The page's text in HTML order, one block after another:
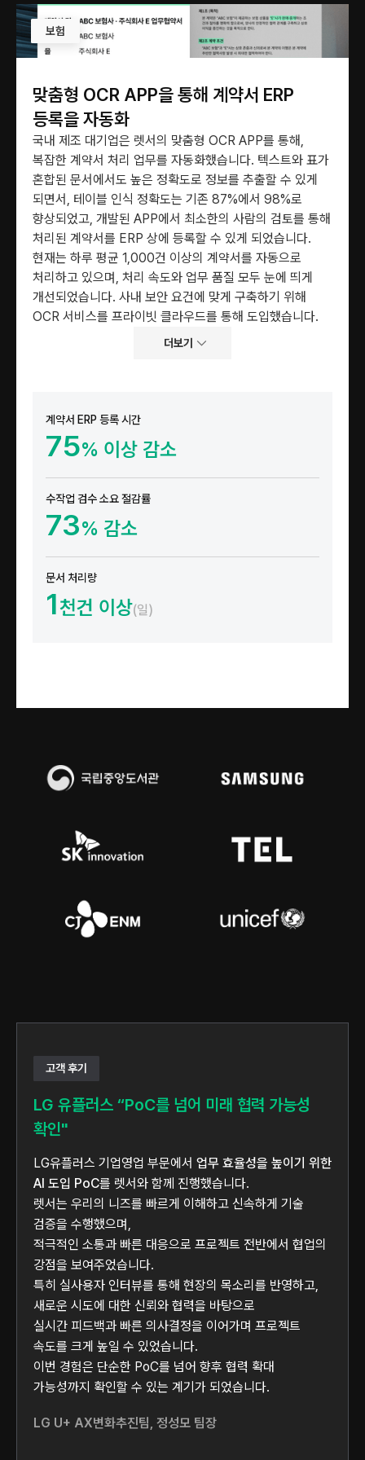
보험
맞춤형 OCR APP을 통해 계약서 ERP
등록을 자동화
국내 제조 대기업은 렛서의 맞춤형 OCR APP를 통해,
복잡한 계약서 처리 업무를 자동화했습니다. 텍스트와 표가
혼합된 문서에서도 높은 정확도로 정보를 추출할 수 있게
되면서, 테이블 인식 정확도는 기존 87%에서 98%로
향상되었고, 개발된 APP에서 최소한의 사람의 검토를 통해
처리된 계약서를 ERP 상에 등록할 수 있게 되었습니다.
현재는 하루 평균 1,000건 이상의 계약서를 자동으로
처리하고 있으며, 처리 속도와 업무 품질 모두 눈에 띄게
개선되었습니다. 사내 보안 요건에 맞게 구축하기 위해
OCR 서비스를 프라이빗 클라우드를 통해 도입했습니다.
더보기
계약서 ERP 등록 시간
75% 이상 감소
수작업 검수 소요 절감률
73% 감소
문서 처리량
1천건 이상(일)
고객 후기
LG 유플러스 “PoC를 넘어 미래 협력 가능성
확인"
LG유플러스 기업영업 부문에서 업무 효율성을 높이기 위한
AI 도입 PoC를 렛서와 함께 진행했습니다.
렛서는 우리의 니즈를 빠르게 이해하고 신속하게 기술
검증을 수행했으며,
적극적인 소통과 빠른 대응으로 프로젝트 전반에서 협업의
강점을 보여주었습니다.
특히 실사용자 인터뷰를 통해 현장의 목소리를 반영하고,
새로운 시도에 대한 신뢰와 협력을 바탕으로
실시간 피드백과 빠른 의사결정을 이어가며 프로젝트
속도를 크게 높일 수 있었습니다.
이번 경험은 단순한 PoC를 넘어 향후 협력 확대
가능성까지 확인할 수 있는 계기가 되었습니다.
LG U+ AX변화추진팀, 정성모 팀장